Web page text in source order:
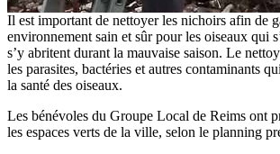
Il est important de nettoyer les nichoirs afin de
environnement sain et sûr pour les oiseaux qui
s’y abritent durant la mauvaise saison. Le
les parasites, bactéries et autres contaminants
la santé des oiseaux.
Les bénévoles du Groupe Local de Reims ont
les espaces verts de la ville, selon le planning